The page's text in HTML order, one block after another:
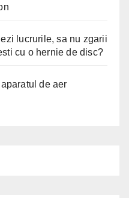
lucrurile, sa nu zgarii
cu o hernie de disc?
de aer